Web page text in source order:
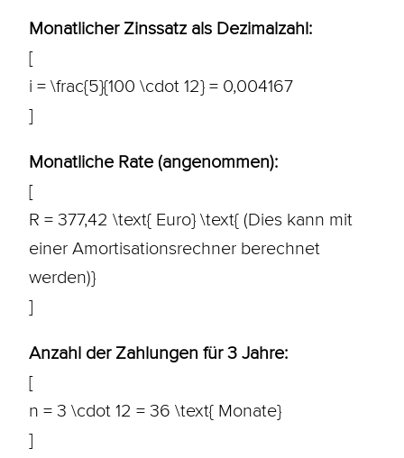
Monatlicher Zinssatz als Dezimalzahl:
[
i = \frac{5}{100 \cdot 12} = 0,004167
]
Monatliche Rate(angenommen):
[
R = 377,42 \text{ Euro} \text{ (Dies kann mit
einer Amortisationsrechner berechnet
werden)}
]
Anzahl der Zahlungen für 3 Jahre:
[
n = 3 \cdot 12 = 36 \text{ Monate}
]